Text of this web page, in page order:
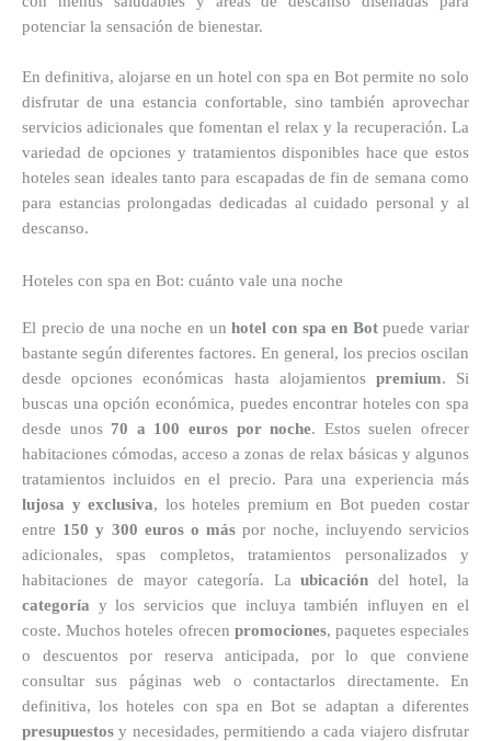
potenciar la sensación de bienestar.
En definitiva, alojarse en un hotel con spa en Bot permite no solo
disfrutar de una estancia confortable, sino también aprovechar
servicios adicionales que fomentan el relax y la recuperación. La
variedad de opciones y tratamientos disponibles hace que estos
hoteles sean ideales tanto para escapadas de fin de semana como
para estancias prolongadas dedicadas al cuidado personal y al
descanso.
Hoteles con spa en Bot: cuánto vale una noche
El precio de una noche en unhotel con spa en Botpuede variar
bastante según diferentes factores. En general, los precios oscilan
desde opciones económicas hasta alojamientos premium. Si
buscas una opción económica, puedes encontrar hoteles con spa
desde unos 70 a 100 euros por noche. Estos suelen ofrecer
habitaciones cómodas, acceso a zonas de relax básicas y algunos
tratamientos incluidos en el precio. Para una experiencia más
lujosa y exclusiva, los hoteles premium en Bot pueden costar
entre 150 y 300 euros o más por noche, incluyendo servicios
adicionales, spas completos, tratamientos personalizados y
habitaciones de mayor categoría. Laubicación del hotel, la
categoría y los servicios que incluya también influyen en el
coste. Muchos hoteles ofrecen promociones, paquetes especiales
o descuentos por reserva anticipada, por lo que conviene
consultar sus páginas web o contactarlos directamente. En
definitiva, los hoteles con spa en Bot se adaptan a diferentes
presupuestos y necesidades, permitiendo a cada viajero disfrutar